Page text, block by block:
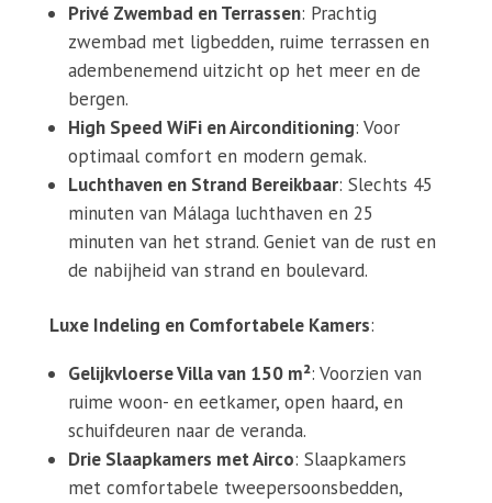
Privé Zwembad en Terrassen: Prachtig
zwembad met ligbedden, ruime terrassen en
adembenemend uitzicht op het meer en de
bergen.
High Speed WiFi en Airconditioning: Voor
optimaal comfort en modern gemak.
Luchthaven en Strand Bereikbaar: Slechts 45
minuten van Málaga luchthaven en 25
minuten van het strand. Geniet van de rust en
de nabijheid van strand en boulevard.
Luxe Indeling en Comfortabele Kamers:
Gelijkvloerse Villa van 150 m²: Voorzien van
ruime woon- en eetkamer, open haard, en
schuifdeuren naar de veranda.
Drie Slaapkamers met Airco: Slaapkamers
met comfortabele tweepersoonsbedden,